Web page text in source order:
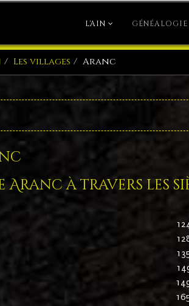
L'AIN GÉNÉALOGIE
Les villages Aranc
Aranc à travers les